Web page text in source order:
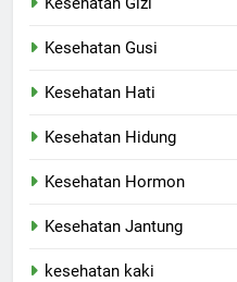
Kesehatan Gusi
Kesehatan Hati
Kesehatan Hidung
Kesehatan Hormon
Kesehatan Jantung
kesehatan kaki